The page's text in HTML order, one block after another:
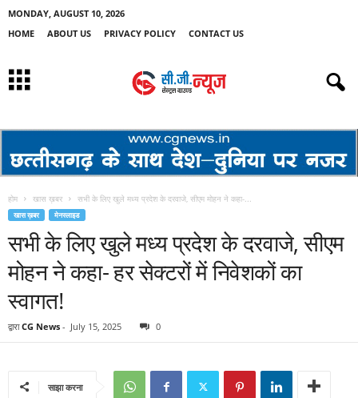
MONDAY, AUGUST 10, 2026
HOME
ABOUT US PRIVACY POLICY CONTACT US
होम खास ख़बर सभी के लिए खुले मध्य प्रदेश के दरवाजे, सीएम मोहन ने कहा-...
खास ख़बर मेनस्लाइड
सभी के लिए खुले मध्य प्रदेश के दरवाजे, सीएम
मोहन ने कहा- हर सेक्टरों में निवेशकों का
स्वागत!
द्वारा CG News - July 15, 2025 0
साझा करना